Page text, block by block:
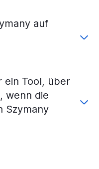
auf
ein Tool, über
wenn die
Szymany